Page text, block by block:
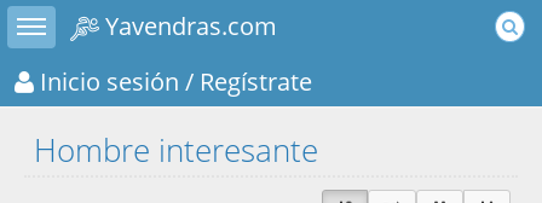
Toggle sidebar
Yavendras.com
Inicio sesión / Regístrate
Hombre interesante